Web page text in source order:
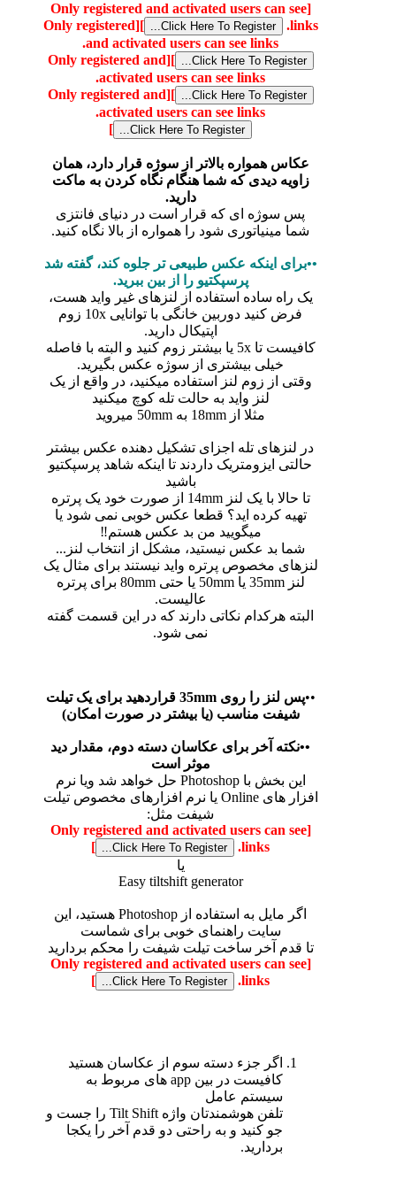
[Only registered and activated users can see
links.
]
[Only registered
and activated users can see links.
]
[Only registered and
activated users can see links.
]
[Only registered and
activated users can see links.
]
عکاس همواره بالاتر از سوژه قرار دارد، همان
زاویه دیدی که شما هنگام نگاه کردن به ماکت
دارید.
پس سوژه ای که قرار است در دنیای فانتزی
شما مینیاتوری شود را همواره از بالا نگاه کنید.
••برای اینکه عکس طبیعی تر جلوه کند، گفته شد
پرسپکتیو را از بین ببرید.
یک راه ساده استفاده از لنزهای غیر واید هست،
فرض کنید دوربین خانگی با توانایی 10x زوم
اپتیکال دارید.
کافیست تا 5x یا بیشتر زوم کنید و البته با فاصله
خیلی بیشتری از سوژه عکس بگیرید.
وقتی از زوم لنز استفاده میکنید، در واقع از یک
لنز واید به حالت تله کوچ میکنید
مثلا از 18mm به 50mm میروید
در لنزهای تله اجزای تشکیل دهنده عکس بیشتر
حالتی ایزومتریک داردند تا اینکه شاهد پرسپکتیو
باشید
تا حالا با یک لنز 14mm از صورت خود یک پرتره
تهیه کرده اید؟ قطعا عکس خوبی نمی شود یا
میگویید من بد عکس هستم‼
شما بد عکس نیستید، مشکل از انتخاب لنز...
لنزهای مخصوص پرتره واید نیستند برای مثال یک
لنز 35mm یا 50mm یا حتی 80mm برای پرتره
عالیست.
البته هرکدام نکاتی دارند که در این قسمت گفته
نمی شود.
••
پس لنز را روی 35mm قراردهید برای یک تیلت
شیفت مناسب (یا بیشتر در صورت امکان)
••نکته آخر برای عکاسان دسته دوم، مقدار دید
موثر است
این بخش با Photoshop حل خواهد شد ویا نرم
افزار های Online یا نرم افزارهای مخصوص تیلت
شیفت مثل:
[Only registered and activated users can see
links.
]
یا
Easy tiltshift generator
اگر مایل به استفاده از Photoshop هستید، این
سایت راهنمای خوبی برای شماست
تا قدم آخر ساخت تیلت شیفت را محکم بردارید
[Only registered and activated users can see
links.
]
اگر جزء دسته سوم از عکاسان هستید
کافیست در بین app های مربوط به
سیستم عامل
تلفن هوشمندتان واژه Tilt Shift را جست و
جو کنید و به راحتی دو قدم آخر را یکجا
بردارید.